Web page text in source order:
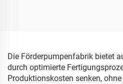
Die Förderpumpenfabrik bietet
durch optimierte
Produktionskosten senken,